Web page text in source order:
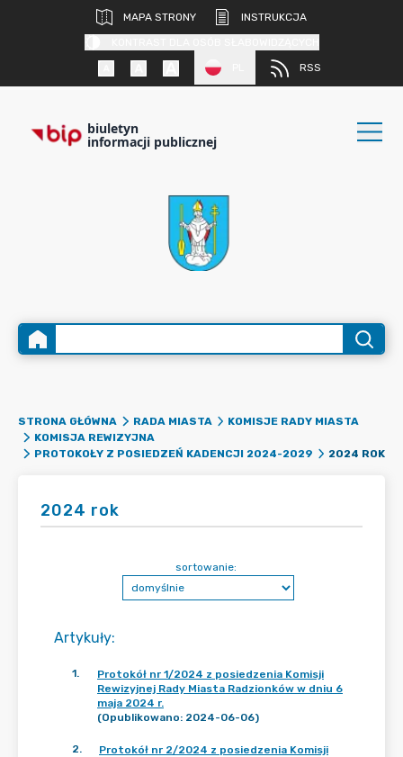
MAPA STRONY
INSTRUKCJA
RSS
biuletyn
informacji publicznej
STRONA GŁÓWNA RADA MIASTA
KOMISJE RADY MIASTA
KOMISJA REWIZYJNA
PROTOKOŁY Z POSIEDZEŃ KADENCJI 2024-2029
2024 ROK
2024 rok
Artykuły:
sortowanie:
1.
Protokół nr 1/2024 z posiedzenia Komisji
Rewizyjnej Rady Miasta Radzionków w dniu 6
maja 2024 r.
(Opublikowano: 2024-06-06)
2.
Protokół nr 2/2024 z posiedzenia Komisji